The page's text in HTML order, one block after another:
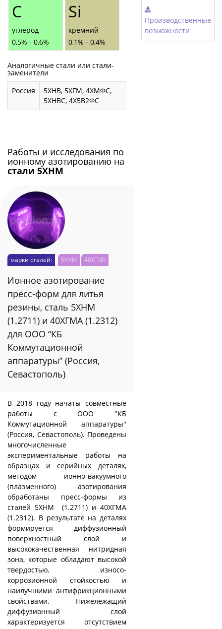
С
углерод
0,5% - 0,6%
Si
кремний
0,1% - 0,4%
Аналогичные стали или стали-
заменители
Россия
5ХНВ, 5ХГМ, 4ХМФС,
5ХНВС, 4Х5В2ФС
Работы и исследования по
ионному азотированию на
стали 5ХНМ
марки сталей: 5ХНМ 40ХГМА
Ионное азотирование
пресс-форм для литья
резины, сталь 5ХНМ
(1.2711) и 40ХГМА (1.2312)
для ООО “КБ
Коммутационной
аппаратуры” (Россия,
Севастополь)
В 2018 году начаты совместные
работы с ООО "КБ
Коммутационной аппаратуры"
(Россия, Севастополь). Проведены
многочисленные
экспериментальные работы на
образцах и серийных деталях,
методом ионно-вакуумного
(плазменного) азотирования
обработаны пресс-формы из
сталей 5ХНМ (1.2711) и 40ХГМА
(1.2312). В результате на деталях
формируется диффузионный
поверхностный слой и
высококачественная нитридная
зона, которые обладают высокой
твердостью, износо-
коррозионной стойкостью и
наилучшими антифрикционными
свойствами. Нижележащий
диффузионный слой
характеризуется отсутствием
Производственные
возможности